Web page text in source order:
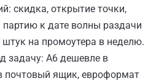
скидка, открытие точки,
к дате волны раздачи
на промоутера в неделю.
задачу: А6 дешевле в
почтовый ящик, евроформат